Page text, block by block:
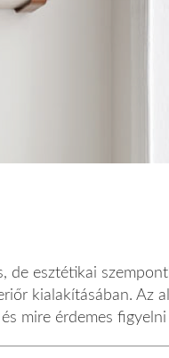
de esztétikai
kialakításában. Az
mire érdemes figyelni